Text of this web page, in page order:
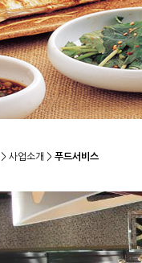
> 사업소개 > 푸드서비스